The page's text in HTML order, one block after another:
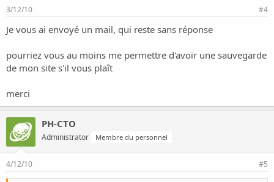
3/12/10 #4
Je vous ai envoyé un mail, qui reste sans réponse
pourriez vous au moins me permettre d'avoir une sauvegarde
de mon site s'il vous plaît
merci
PH-CTO
Administrator Membre du personnel
4/12/10 #5